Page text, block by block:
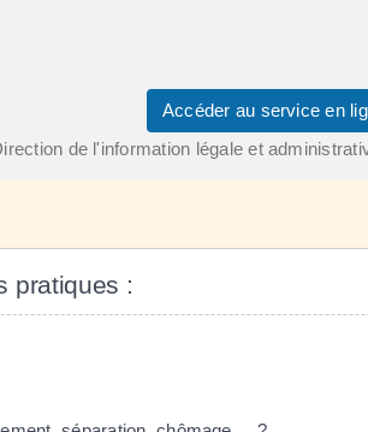
Accéder au service en
de l'information légale et
pratiques :